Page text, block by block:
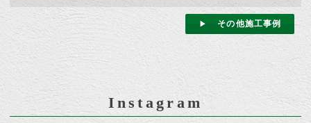
その他施工事例
Instagram